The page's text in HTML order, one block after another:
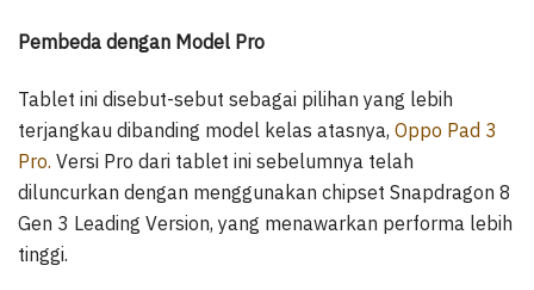
Pembeda dengan Model Pro
Tablet ini disebut-sebut sebagai pilihan yang lebih
terjangkau dibanding model kelas atasnya, Oppo Pad 3
Pro. Versi Pro dari tablet ini sebelumnya telah
diluncurkan dengan menggunakan chipset Snapdragon 8
Gen 3 Leading Version, yang menawarkan performa lebih
tinggi.